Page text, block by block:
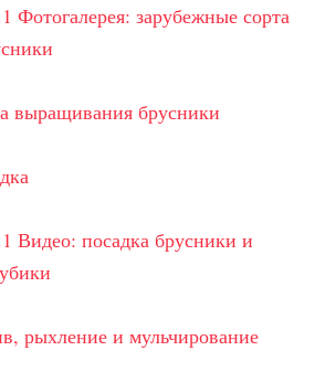
Фотогалерея: зарубежные сорта
выращивания брусники
Видео: посадка брусники и
рыхление и мульчирование